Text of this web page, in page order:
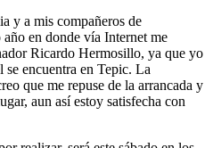
y a mis compañeros de
en donde vía Internet me
Ricardo Hermosillo, ya que yo
encuentra en Tepic. La
que me repuse de la arrancada y
aun así estoy satisfecha con